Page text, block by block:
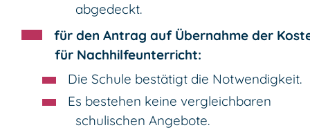
abgedeckt.
für den Antrag auf Übernahme der
für Nachhilfeunterricht:
Die Schule bestätigt die Notwendigkeit.
Es bestehen keine vergleichbaren
schulischen Angebote.